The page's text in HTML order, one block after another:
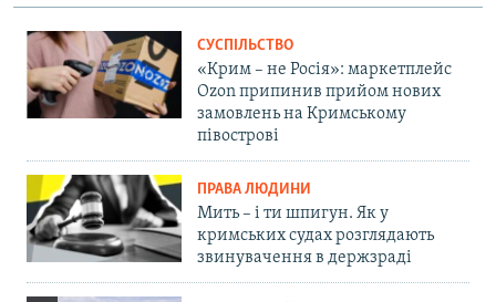
СУСПІЛЬСТВО
«Крим – не Росія»: маркетплейс
Ozon припинив прийом нових
замовлень на Кримському
півострові
ПРАВА ЛЮДИНИ
Мить – і ти шпигун. Як у
кримських судах розглядають
звинувачення в держзраді